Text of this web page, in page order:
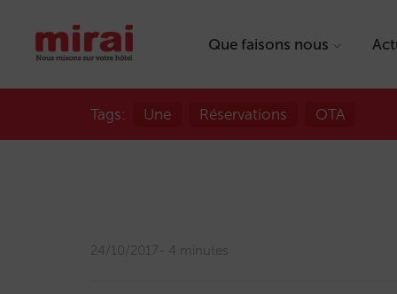
Que faisons nous
Tags: Une Réservations OTA
24/10/2017 4 minutes